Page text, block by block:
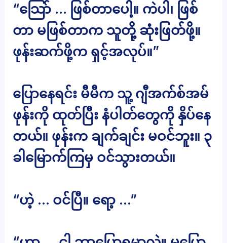
“သြော် … ဖြစ်တာပေါ့။ ကဲပါ၊ ဖြစ်
တာ မဖြစ်တာက သူတို့ ဆုံးဖြတ်ဖို့။
ဖုန်းဆက်ဖို့က ရှင့်အလုပ်။”
ပြောနေရင်း မီမီက သူ့ ဂျီအက်စ်အမ်
ဖုန်းကို ထုတ်ပြီး နံပါတ်တွေကို နှိပ်နေ
တယ်။ ဖုန်းက ချက်ချင်း မဝင်ဘူး။ ၃
ခါမြောက်ကြမှ ဝင်သွားတယ်။
“ဟဲ့ … ဝင်ပြီ။ ရော့ …”